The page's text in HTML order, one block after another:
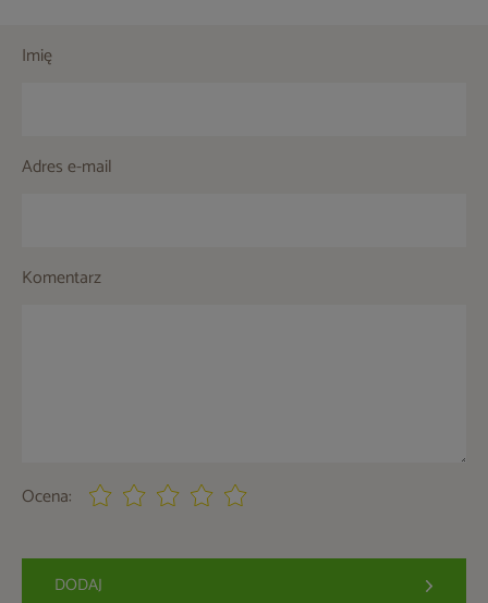
Imię
Adres e-mail
Komentarz
Ocena:
DODAJ